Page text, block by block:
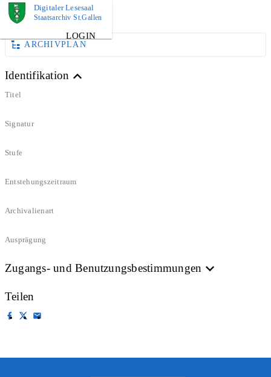
Digitaler Lesesaal
Staatsarchiv St.Gallen
LOGIN
DOKUMENT
ARCHIVPLAN
Identifikation
Titel
Signatur
Stufe
Entstehungszeitraum
Archivalienart
Ausprägung
Zugangs- und Benutzungsbestimmungen
Teilen